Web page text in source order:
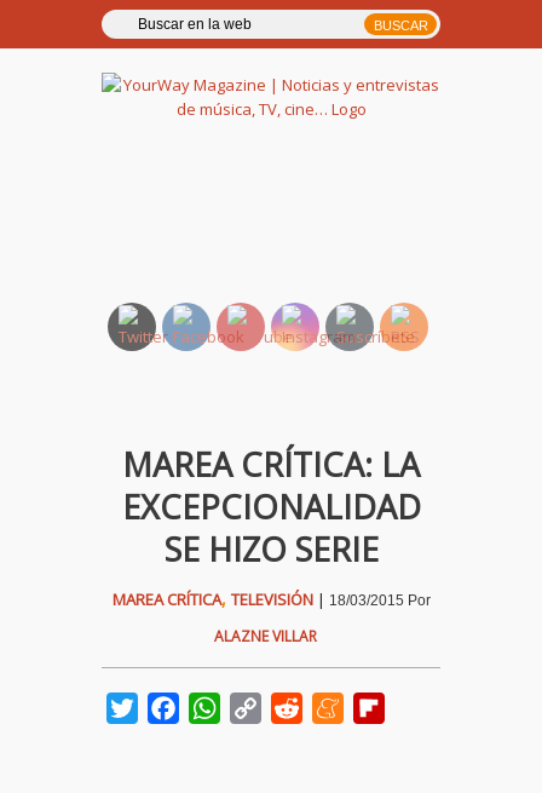
MAREA CRÍTICA: LA
EXCEPCIONALIDAD
SE HIZO SERIE
MAREA CRÍTICA, TELEVISIÓN| 18/03/2015 Por
ALAZNE VILLAR
TwitterFacebookWhatsApp
Copy
Reddit Meneame